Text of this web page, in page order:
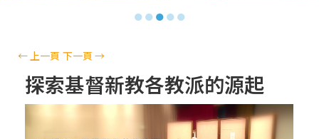
—金毓瑋 神父
【信仰之旅】第十二集：「聖母、聖人」—
【信仰之旅】第十一集：「教 會」(推廣片)
●●●●●
← 上一頁 下一頁→
探索基督新教各教派的源起